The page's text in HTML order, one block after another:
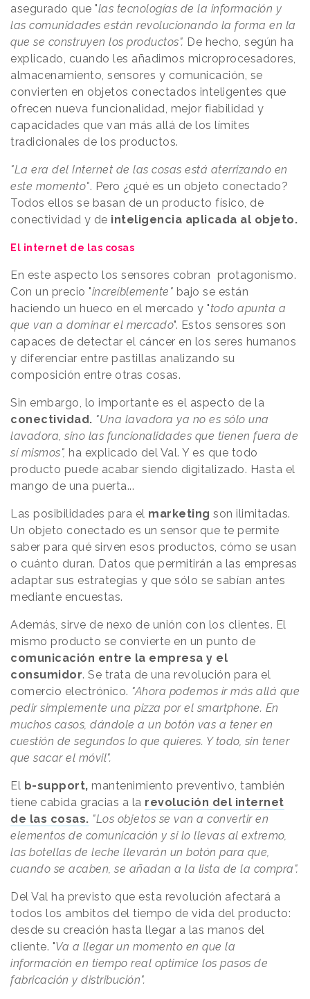
asegurado que "las tecnologías de la información y
las comunidades están revolucionando la forma en la
que se construyen los productos". De hecho, según ha
explicado, cuando les añadimos microprocesadores,
almacenamiento, sensores y comunicación, se
convierten en objetos conectados inteligentes que
ofrecen nueva funcionalidad, mejor fiabilidad y
capacidades que van más allá de los límites
tradicionales de los productos.
"La era del Internet de las cosas está aterrizando en
este momento". Pero ¿qué es un objeto conectado?
Todos ellos se basan de un producto físico, de
conectividad y de inteligencia aplicada al objeto.
El internet de las cosas
En este aspecto los sensores cobran protagonismo.
Con un precio "increíblemente" bajo se están
haciendo un hueco en el mercado y "todo apunta a
que van a dominar el mercado". Estos sensores son
capaces de detectar el cáncer en los seres humanos
y diferenciar entre pastillas analizando su
composición entre otras cosas.
Sin embargo, lo importante es el aspecto de la
conectividad. "Una lavadora ya no es sólo una
lavadora, sino las funcionalidades que tienen fuera de
sí mismos", ha explicado del Val. Y es que todo
producto puede acabar siendo digitalizado. Hasta el
mango de una puerta...
Las posibilidades para el marketing son ilimitadas.
Un objeto conectado es un sensor que te permite
saber para qué sirven esos productos, cómo se usan
o cuánto duran. Datos que permitirán a las empresas
adaptar sus estrategias y que sólo se sabían antes
mediante encuestas.
Además, sirve de nexo de unión con los clientes. El
mismo producto se convierte en un punto de
comunicación entre la empresa y el
consumidor. Se trata de una revolución para el
comercio electrónico. "Ahora podemos ir más allá que
pedir simplemente una pizza por el smartphone. En
muchos casos, dándole a un botón vas a tener en
cuestión de segundos lo que quieres. Y todo, sin tener
que sacar el móvil".
El b-support, mantenimiento preventivo, también
tiene cabida gracias a la revolución del internet
de las cosas. "Los objetos se van a convertir en
elementos de comunicación y si lo llevas al extremo,
las botellas de leche llevarán un botón para que,
cuando se acaben, se añadan a la lista de la compra".
Del Val ha previsto que esta revolución afectará a
todos los ambitos del tiempo de vida del producto:
desde su creación hasta llegar a las manos del
cliente. "Va a llegar un momento en que la
información en tiempo real optimice los pasos de
fabricación y distribución".